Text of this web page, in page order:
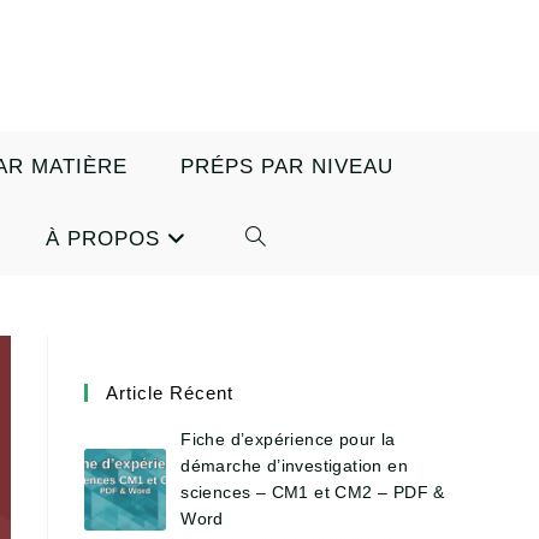
MATIÈRE PRÉPS PAR NIVEAU
À PROPOS TOGGLE
Article Récent
Fiche d’expérience pour la
démarche d’investigation en
sciences – CM1 et CM2 – PDF &
Word